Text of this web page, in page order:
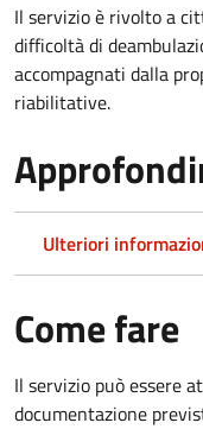
Il servizio è rivolto a
difficoltà di
accompagnati dalla
riabilitative.
Ulteriori
Come fare
Il servizio può essere
documentazione